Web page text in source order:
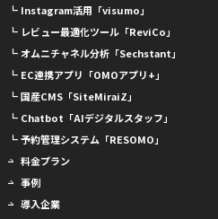
┗ Instagram活用「visumo」
┗ レビュー最適化ツール「ReviCo」
┗ オムニチャネル分析「Sechstant」
┗ EC連携アプリ「OMOアプリ+」
┗ 国産CMS「SiteMiraiZ」
┗ Chatbot「AIデジタルスタッフ」
┗ 予約管理システム「RESOMO」
料金プラン
事例
導入企業